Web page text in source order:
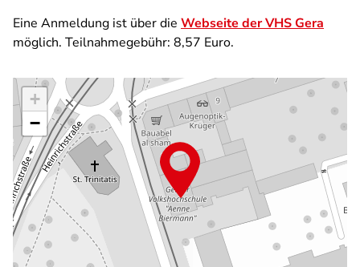
Eine Anmeldung ist über die Webseite der VHS Gera
möglich. Teilnahmegebühr: 8,57 Euro.
+
−